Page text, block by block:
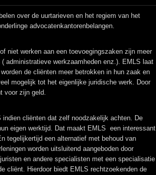
over de uurtarieven en het regiem van het
advocatenkantorenbelangen.
niet werken aan een toevoegingszaken zijn meer
administratieve werkzaamheden enz.). EMLS laat
de cliënten meer betrokken in hun zaak en
mogelijk tot het eigenlijke juridische werk. Door
voor zijn geld.
cliënten dat zelf noodzakelijk achten. De
eigen werktijd. Dat maakt EMLS een interessant
tegelijkertijd een alternatief met behoud van
worden uitsluitend aangeboden door
en andere specialisten met een specialisatie
cliënt. Hierdoor biedt EMLS rechtzoekenden de